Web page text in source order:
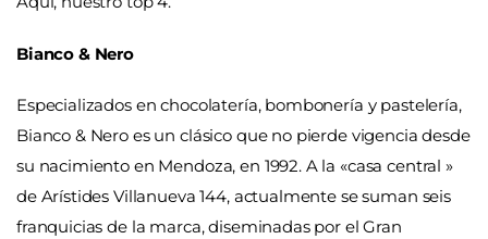
Bianco & Nero
Especializados en chocolatería, bombonería y pastelería,
Bianco & Nero es un clásico que no pierde vigencia desde
su nacimiento en Mendoza, en 1992. A la «casa central »
de Arístides Villanueva 144, actualmente se suman seis
franquicias de la marca, diseminadas por el Gran